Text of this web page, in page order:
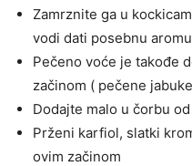
Zamrznite ga u
vodi dati posebnu aromu
Pečeno voće je takođe
začinom ( pečene
Dodajte malo u čorbu
Prženi karfiol, slatki
ovim začinom